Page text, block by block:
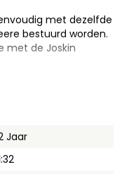
met dezelfde
bestuurd worden.
met de Joskin
metaal
hoge kwaliteit.
worden gevoed
en 3 voor
Jaar